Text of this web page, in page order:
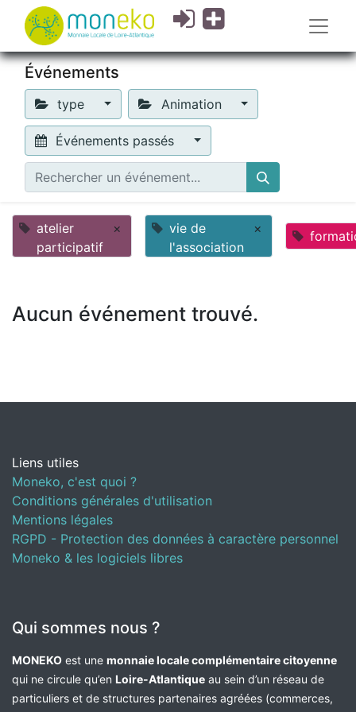
Événements
type Animation
Événements passés
atelier
participatif
×
vie de
l'association
×
Aucun événement trouvé.
Liens utiles
Moneko, c'est quoi ?
Conditions générales d'utilisation
Mentions légales
RGPD - Protection des données à caractère personnel
Moneko & les logiciels libres
Qui sommes nous ?
MONEKO est une monnaie locale complémentaire citoyenne
qui ne circule qu’en Loire-Atlantique au sein d’un réseau de
particuliers et de structures partenaires agréées (commerces,